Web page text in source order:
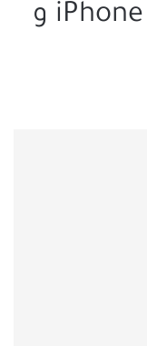
Windows و Mac و iPhone و